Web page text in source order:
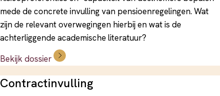
mede de concrete invulling van pensioenregelingen. Wat
zijn de relevant overwegingen hierbij en wat is de
achterliggende academische literatuur?
Bekijk dossier
Contractinvulling